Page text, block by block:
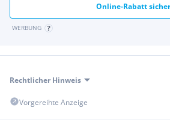
Online-Rabatt
WERBUNG
Rechtlicher Hinweis
Vorgereihte Anzeige